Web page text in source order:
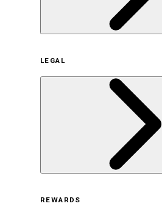
サステナビリティの
サステナビリティの取
ヒストリ
採用情
LEGAL
REWARDS